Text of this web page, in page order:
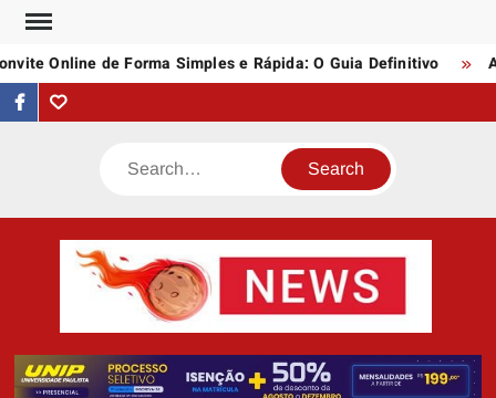
Skip
contentOnline de Forma Simples e Rápida: O Guia Definitivo
facebookTumblr
Search